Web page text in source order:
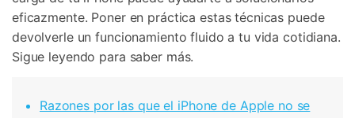
eficazmente. Poner en práctica estas técnicas puede
devolverle un funcionamiento fluido a tu vida cotidiana.
Sigue leyendo para saber más.
Razones por las que el iPhone de Apple no se